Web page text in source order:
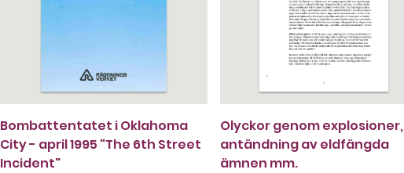
Bombattentatet i Oklahoma
City - april 1995 "The 6th Street
Incident"
Olyckor genom explosioner,
antändning av eldfängda
ämnen mm.